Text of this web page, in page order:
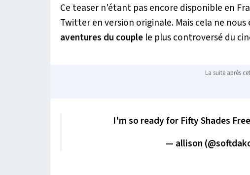
Ce teaser n'étant pas encore disponible en
Twitter en version originale. Mais cela ne nous
aventures du couple le plus controversé du
La suite après
I'm so ready for Fifty Shades
— allison